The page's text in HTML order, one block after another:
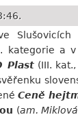
kategorie a
Plast(III. kat.,
Ceně
(am. Miklová